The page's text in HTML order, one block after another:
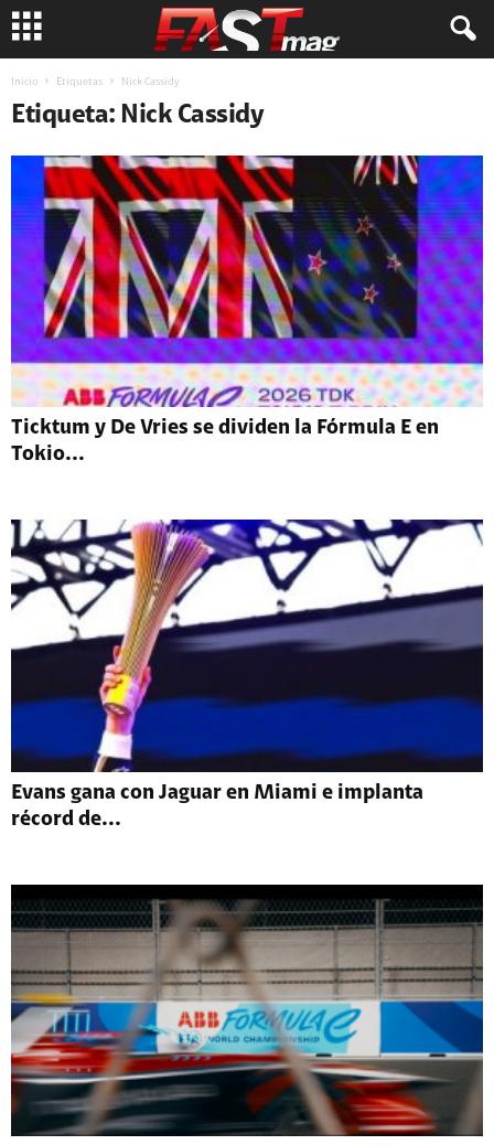
Inicio Etiquetas Nick Cassidy
Etiqueta: Nick Cassidy
Ticktum y De Vries se dividen la Fórmula E en
Tokio...
Evans gana con Jaguar en Miami e implanta
récord de...